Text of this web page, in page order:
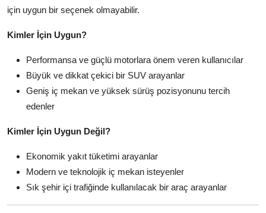
için uygun bir seçenek olmayabilir.
Kimler İçin Uygun?
Performansa ve güçlü motorlara önem veren kullanıcılar
Büyük ve dikkat çekici bir SUV arayanlar
Geniş iç mekan ve yüksek sürüş pozisyonunu tercih
edenler
Kimler İçin Uygun Değil?
Ekonomik yakıt tüketimi arayanlar
Modern ve teknolojik iç mekan isteyenler
Sık şehir içi trafiğinde kullanılacak bir araç arayanlar